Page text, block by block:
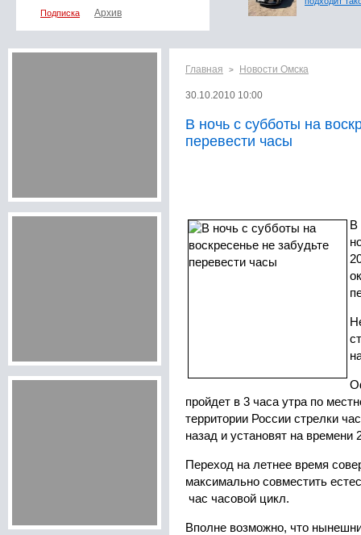
Подписка
Главная > Новости Омска
30.10.2010 10:00
В ночь с субботы на
перевести часы
В
пройдет в 3 часа утра по
территории России стрелки
назад и установят на
Переход на летнее время
максимально совместить
час часовой цикл.
Вполне возможно, что